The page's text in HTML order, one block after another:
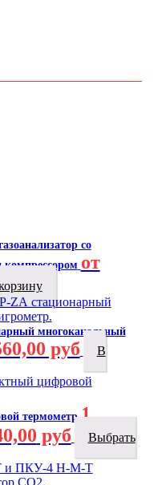
со
от
многоканальный
руб
В
термометр 1
руб
Выбрать